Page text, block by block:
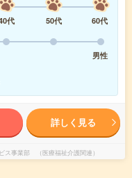
代 50代
60代
男性
詳しく見る
事業部 （医療福祉介護関連）